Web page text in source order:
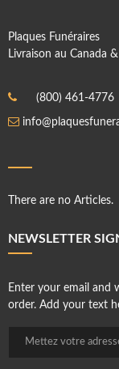
Plaques Funéraires
Livraison au Canada
(800) 461-4776
There are no Articles.
NEWSLETTER
Enter your email and
order. Add your text